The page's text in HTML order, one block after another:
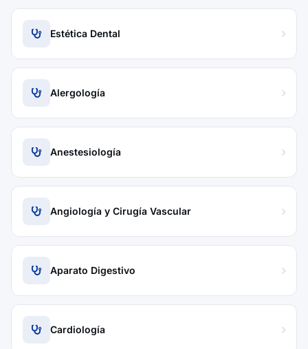
Estética Dental
Alergología
Anestesiología
Angiología y Cirugía Vascular
Aparato Digestivo
Cardiología